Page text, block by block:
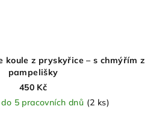
koule z pryskyřice – s chmýřím z
pampelišky
450 Kč
5 pracovních dnů (2 ks)